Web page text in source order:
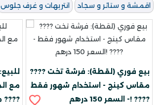
اقمشة و ستائر و سجاد انتريهات و غرف جلوس
ممتازة (نظيف جداً) ????
???? بيع فوري (لقطة): فرشة تخت
مقاس كينج - استخدام شهور فقط
- السعر 150 درهم! ????